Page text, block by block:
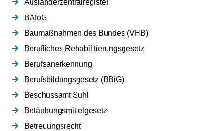
Ausländerzentralregister
BAföG
Baumaßnahmen des Bundes (VHB)
Berufliches Rehabilitierungsgesetz
Berufsanerkennung
Berufsbildungsgesetz (BBiG)
Beschussamt Suhl
Betäubungsmittelgesetz
Betreuungsrecht